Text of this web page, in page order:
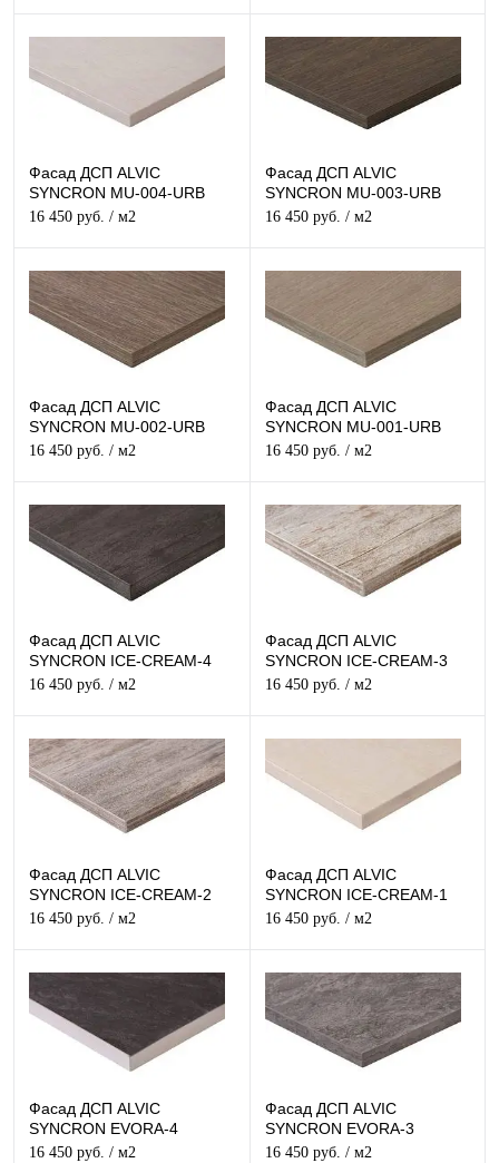
Фасад ДСП ALVIC
SYNCRON MU-004-URB
Структурный
16 450 руб. / м2
Фасад ДСП ALVIC
SYNCRON MU-003-URB
Структурный
16 450 руб. / м2
Фасад ДСП ALVIC
SYNCRON MU-002-URB
Структурный
16 450 руб. / м2
Фасад ДСП ALVIC
SYNCRON MU-001-URB
Структурный
16 450 руб. / м2
Фасад ДСП ALVIC
SYNCRON ICE-CREAM-4
Структурный
16 450 руб. / м2
Фасад ДСП ALVIC
SYNCRON ICE-CREAM-3
Структурный
16 450 руб. / м2
Фасад ДСП ALVIC
SYNCRON ICE-CREAM-2
Структурный
16 450 руб. / м2
Фасад ДСП ALVIC
SYNCRON ICE-CREAM-1
Структурный
16 450 руб. / м2
Фасад ДСП ALVIC
SYNCRON EVORA-4
Структурный
16 450 руб. / м2
Фасад ДСП ALVIC
SYNCRON EVORA-3
Структурный
16 450 руб. / м2